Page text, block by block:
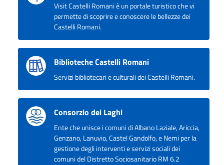
Visit Castelli Romani è un portale turistico che vi
permette di scoprire e conoscere le bellezze dei
Castelli Romani.
Biblioteche Castelli Romani
Servizi bibliotecari e culturali dei Castelli Romani.
Consorzio dei Laghi
Ente che unisce i comuni di Albano Laziale, Ariccia,
Genzano, Lanuvio, Castel Gandolfo, e Nemi per la
gestione degli interventi e servizi sociali dei
comuni del Distretto Sociosanitario RM 6.2